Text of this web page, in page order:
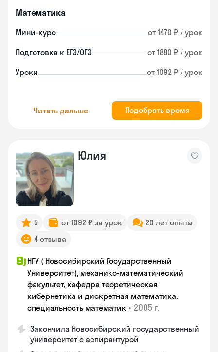
Математика
Мини-курс от 1470 ₽ / урок
Подготовка к ЕГЭ/ОГЭ от 1880 ₽ / урок
Уроки от 1092 ₽ / урок
Читать дальше Подобрать время
Юлия
5 от 1092 ₽ за урок
20 лет опыта
4 отзыва
НГУ ( Новосибирский Государственный
Университет), механико-математический
факультет, кафедра теоретическая
кибернетика и дискретная математика,
специальность математик • 2005 г.
Закончилa Новосибирский государственный
университет с аспирантурой